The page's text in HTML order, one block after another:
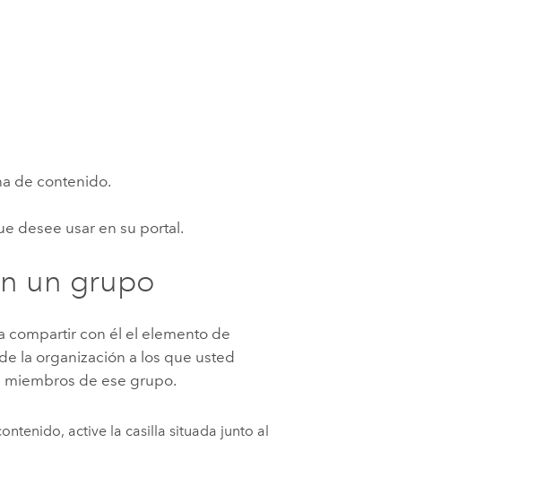
de contenido.
desee usar en su portal.
un grupo
compartir con él el elemento de
la organización a los que usted
miembros de ese grupo.
active la casilla situada junto al